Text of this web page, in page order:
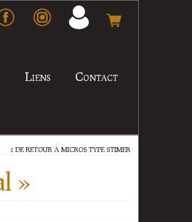
Liens Contact
DE RETOUR ÀMICROS TYPE STIMER
»